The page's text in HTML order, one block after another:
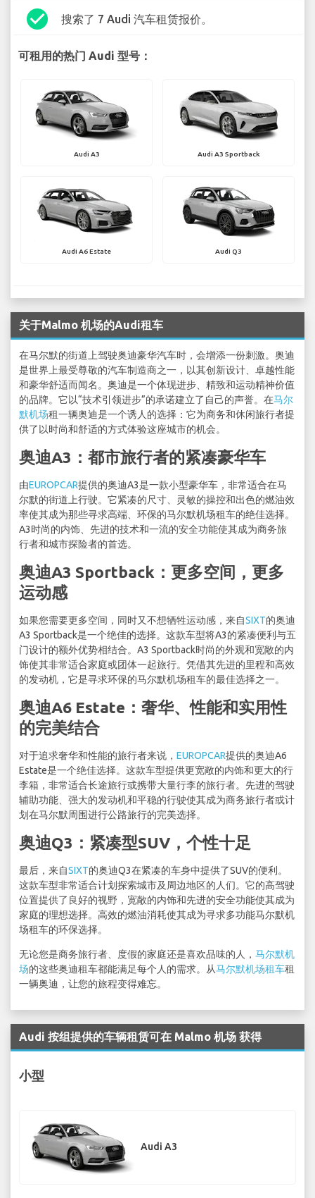
check_circle 搜索了 7 Audi 汽车租赁报价。
可租用的热门 Audi 型号：
Audi A3 Audi A3 Sportback
Audi A6 Estate Audi Q3
关于Malmo 机场的Audi租车
在马尔默的街道上驾驶奥迪豪华汽车时，会增添一份刺激。奥迪
是世界上最受尊敬的汽车制造商之一，以其创新设计、卓越性能
和豪华舒适而闻名。奥迪是一个体现进步、精致和运动精神价值
的品牌。它以“技术引领进步”的承诺建立了自己的声誉。在马尔
默机场租一辆奥迪是一个诱人的选择：它为商务和休闲旅行者提
供了以时尚和舒适的方式体验这座城市的机会。
奥迪A3：都市旅行者的紧凑豪华车
由EUROPCAR提供的奥迪A3是一款小型豪华车，非常适合在马
尔默的街道上行驶。它紧凑的尺寸、灵敏的操控和出色的燃油效
率使其成为那些寻求高端、环保的马尔默机场租车的绝佳选择。
A3时尚的内饰、先进的技术和一流的安全功能使其成为商务旅
行者和城市探险者的首选。
奥迪A3 Sportback：更多空间，更多
运动感
如果您需要更多空间，同时又不想牺牲运动感，来自SIXT的奥迪
A3 Sportback是一个绝佳的选择。这款车型将A3的紧凑便利与五
门设计的额外优势相结合。A3 Sportback时尚的外观和宽敞的内
饰使其非常适合家庭或团体一起旅行。凭借其先进的里程和高效
的发动机，它是寻求环保的马尔默机场租车的最佳选择之一。
奥迪A6 Estate：奢华、性能和实用性
的完美结合
对于追求奢华和性能的旅行者来说， EUROPCAR提供的奥迪A6
Estate是一个绝佳选择。这款车型提供更宽敞的内饰和更大的行
李箱，非常适合长途旅行或携带大量行李的旅行者。先进的驾驶
辅助功能、强大的发动机和平稳的行驶使其成为商务旅行者或计
划在马尔默周围进行公路旅行的完美选择。
奥迪Q3：紧凑型SUV，个性十足
最后，来自SIXT的奥迪Q3在紧凑的车身中提供了SUV的便利。
这款车型非常适合计划探索城市及周边地区的人们。它的高驾驶
位置提供了良好的视野，宽敞的内饰和先进的安全功能使其成为
家庭的理想选择。高效的燃油消耗使其成为寻求多功能马尔默机
场租车的环保选择。
无论您是商务旅行者、度假的家庭还是喜欢品味的人， 马尔默机
场的这些奥迪租车都能满足每个人的需求。从马尔默机场租车租
一辆奥迪，让您的旅程变得难忘。
Audi 按组提供的车辆租赁可在 Malmo 机场 获得
小型
Audi A3